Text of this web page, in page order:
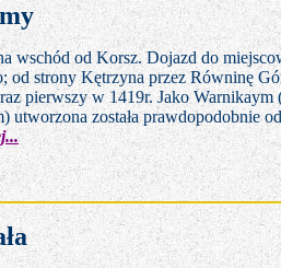
wschód od Korsz. Dojazd do
od strony Kętrzyna przez Równinę
pierwszy w 1419r. Jako Warnikaym
utworzona została prawdopodobnie